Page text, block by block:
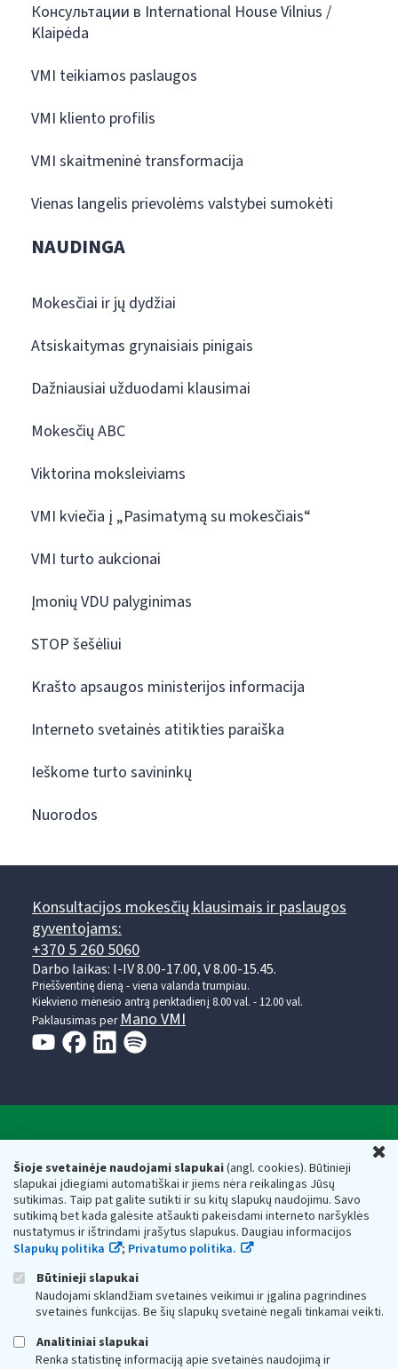
Šioje svetainėje naudojami slapukai(angl. cookies). Būtinieji
slapukai įdiegiami automatiškai ir jiems nėra reikalingas Jūsų
sutikimas. Taip pat galite sutikti ir su kitų slapukų naudojimu. Savo
sutikimą bet kada galėsite atšaukti pakeisdami interneto naršyklės
nustatymus ir ištrindami įrašytus slapukus. Daugiau informacijos
Slapukų politika
; Privatumo politika.
Būtinieji slapukai
Naudojami sklandžiam svetainės veikimui ir įgalina pagrindines
svetainės funkcijas. Be šių slapukų svetainė negali tinkamai veikti.
Analitiniai slapukai
Renka statistinę informaciją apie svetainės naudojimą ir
Консультации в International House Vilnius /
Klaipėda
VMI teikiamos paslaugos
VMI kliento profilis
VMI skaitmeninė transformacija
Vienas langelis prievolėms valstybei sumokėti
NAUDINGA
Mokesčiai ir jų dydžiai
Atsiskaitymas grynaisiais pinigais
Dažniausiai užduodami klausimai
Mokesčių ABC
Viktorina moksleiviams
VMI kviečia į „Pasimatymą su mokesčiais“
VMI turto aukcionai
Įmonių VDU palyginimas
STOP šešėliui
Krašto apsaugos ministerijos informacija
Interneto svetainės atitikties paraiška
Ieškome turto savininkų
Nuorodos
Konsultacijos mokesčių klausimais ir paslaugos
gyventojams:
+370 5 260 5060
Darbo laikas: I-IV 8.00-17.00, V 8.00-15.45.
Prieššventinę dieną - viena valanda trumpiau.
Kiekvieno mėnesio antrą penktadienį 8.00 val. - 12.00 val.
Paklausimas perMano VMI
Valstybinė mokesčių inspekcija prie Lietuvos
Respublikos finansų ministerijos
Biudžetinė įstaiga. Juridinio asmens kodas — 188659752,
adresas: Vasario 16-osios g. 14, 01107 Vilnius, Lietuva, el.paštas:
vmi@vmi.lt , E. pristatymo dėžutės adresas 188659752
Duomenys apie Valstybinę mokesčių inspekciją prie Lietuvos
Respublikos finansų ministerijos kaupiami ir saugomi Juridinių